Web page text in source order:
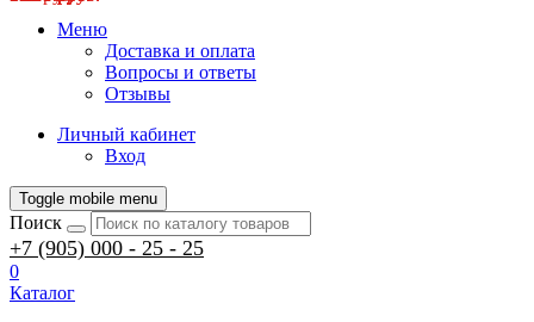
Меню
Доставка и оплата
Вопросы и ответы
Отзывы
Личный кабинет
Вход
Toggle mobile menu
Поиск
+7 (905) 000 - 25 - 25
0
Каталог